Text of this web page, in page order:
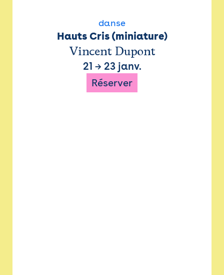
danse
Hauts Cris (miniature)
Vincent Dupont
21 → 23 janv.
Réserver